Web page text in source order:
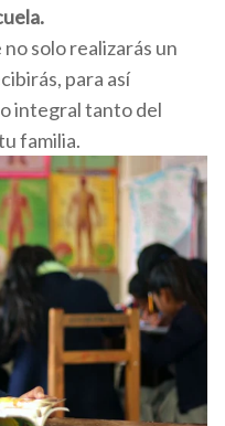
solo realizarás un
para así
integral tanto del
familia.